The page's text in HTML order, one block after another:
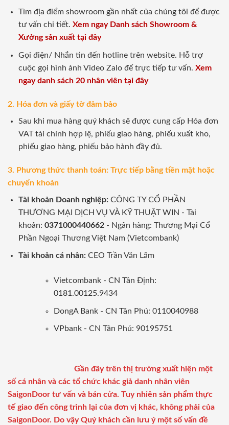
Tìm địa điểm showroom gần nhất của chúng tôi để được
tư vấn chi tiết. Xem ngay Danh sách Showroom &
Xưởng sản xuất tại đây
Gọi điện/ Nhắn tin đến hotline trên website. Hỗ trợ
cuộc gọi hình ảnh Video Zalo để trực tiếp tư vấn. Xem
ngay danh sách 20 nhân viên tại đây
2. Hóa đơn và giấy tờ đảm bảo
Sau khi mua hàng quý khách sẽ được cung cấp Hóa đơn
VAT tài chính hợp lệ, phiếu giao hàng, phiếu xuất kho,
phiếu giao hàng, phiếu bảo hành đầy đủ.
3. Phương thức thanh toán: Trực tiếp bằng tiền mặt hoặc
chuyển khoản
Tài khoản Doanh nghiệp:CÔNG TY CỔ PHẦN
THƯƠNG MẠI DỊCH VỤ VÀ KỸ THUẬT WIN - Tài
khoản: 0371000440662- Ngân hàng: Thương Mại Cổ
Phần Ngoại Thương Việt Nam (Vietcombank)
Tài khoản cá nhân: CEO Trần Văn Lãm
Vietcombank - CN Tân Định:
0181.00125.9434
DongA Bank - CN Tân Phú: 0110040988
VPbank - CN Tân Phú: 90195751
Gần đây trên thị trường xuất hiện một
số cá nhân và các tổ chức khác giả danh nhân viên
SaigonDoor tư vấn và bán cửa. Tuy nhiên sản phẩm thực
tế giao đến công trình lại của đơn vị khác, không phải của
SaigonDoor. Do vậy Quý khách cần lưu ý một số vấn đề